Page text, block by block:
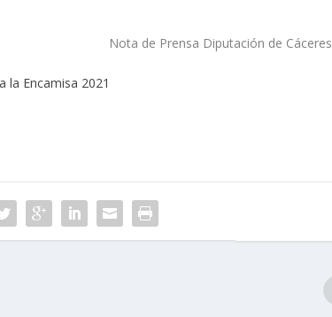
Nota de Prensa Diputación de Cáceres
la Encamisa 2021